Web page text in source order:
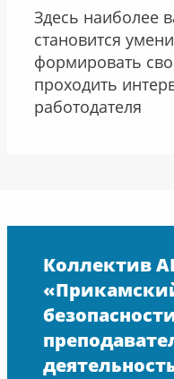
Здесь наиболее
становится
формировать
проходить
работодателя
Коллектив